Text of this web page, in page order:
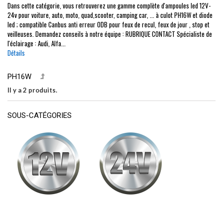
Dans cette catégorie, vous retrouverez une gamme complète d'ampoules led 12V-
24v pour voiture, auto, moto, quad,scooter, camping car, ... à culot PH16W et diode
led ; compatible Canbus anti erreur ODB pour feux de recul, feux de jour , stop et
veilleuses. Demandez conseils à notre équipe : RUBRIQUE CONTACT Spécialiste de
l'éclairage : Audi, Alfa...
Détails
PH16W
Il y a 2 produits.
SOUS-CATÉGORIES